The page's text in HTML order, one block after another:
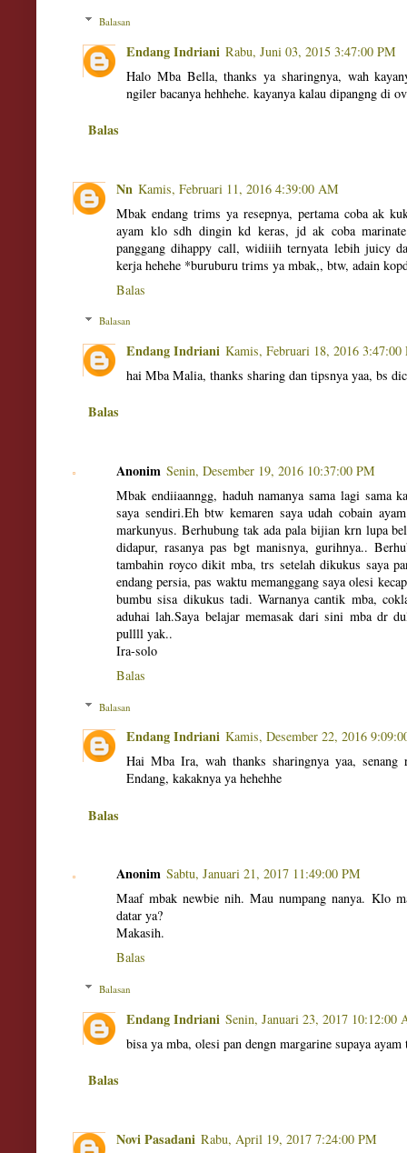
Balasan
Endang Indriani Rabu, Juni 03, 2015 3:47:00 PM
Halo Mba Bella, thanks ya sharingnya, wah
ngiler bacanya hehhehe. kayanya kalau dipangng di
Balas
Nn Kamis, Februari 11, 2016 4:39:00 AM
Mbak endang trims ya resepnya, pertama coba ak
ayam klo sdh dingin kd keras, jd ak coba
panggang dihappy call, widiiih ternyata lebih juicy
kerja hehehe *buruburu trims ya mbak,, btw, adain
Balas
Balasan
Endang Indriani Kamis, Februari 18, 2016 3:47:00
hai Mba Malia, thanks sharing dan tipsnya yaa, bs
Balas
Anonim Senin, Desember 19, 2016 10:37:00 PM
Mbak endiiaanngg, haduh namanya sama lagi sama
saya sendiri.Eh btw kemaren saya udah cobain
markunyus. Berhubung tak ada pala bijian krn lupa
didapur, rasanya pas bgt manisnya, gurihnya..
tambahin royco dikit mba, trs setelah dikukus saya
endang persia, pas waktu memanggang saya olesi
bumbu sisa dikukus tadi. Warnanya cantik mba,
aduhai lah.Saya belajar memasak dari sini mba dr
pullll yak..
Ira-solo
Balas
Balasan
Endang Indriani Kamis, Desember 22, 2016
Hai Mba Ira, wah thanks sharingnya yaa, senang
Endang, kakaknya ya hehehhe
Balas
Anonim Sabtu, Januari 21, 2017 11:49:00 PM
Maaf mbak newbie nih. Mau numpang nanya. Klo
datar ya?
Makasih.
Balas
Balasan
Endang Indriani Senin, Januari 23, 2017 10:12:00
bisa ya mba, olesi pan dengn margarine supaya
Balas
Novi Pasadani Rabu, April 19, 2017 7:24:00 PM